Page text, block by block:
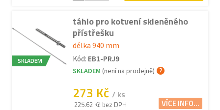
SKLADEM
táhlo pro kotvení skleněného
přístřešku
délka 940 mm
Kód: EB1-PRJ9
SKLADEM (není na prodejně)
273 Kč / ks
225.62 Kč bez DPH VÍCE INFO...